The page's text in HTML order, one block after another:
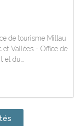
de tourisme Millau
et Vallées - Office de
du…